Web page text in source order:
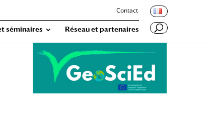
Contact
séminaires Réseau et partenaires